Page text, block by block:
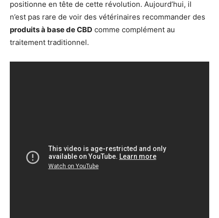
positionne en tête de cette révolution. Aujourd’hui, il
n’est pas rare de voir des vétérinaires recommander des
produits à base de CBD comme complément au
traitement traditionnel.